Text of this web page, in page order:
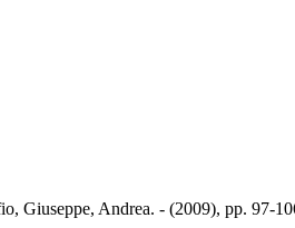
Andrea. - (2009), pp. 97-